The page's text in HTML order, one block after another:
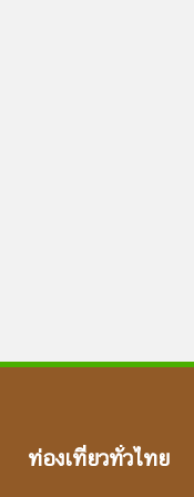
ท่องเที่ยวทั่วไทย